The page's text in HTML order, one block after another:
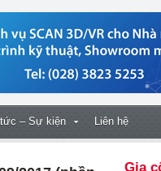
– Sự kiện Liên hệ
Gia